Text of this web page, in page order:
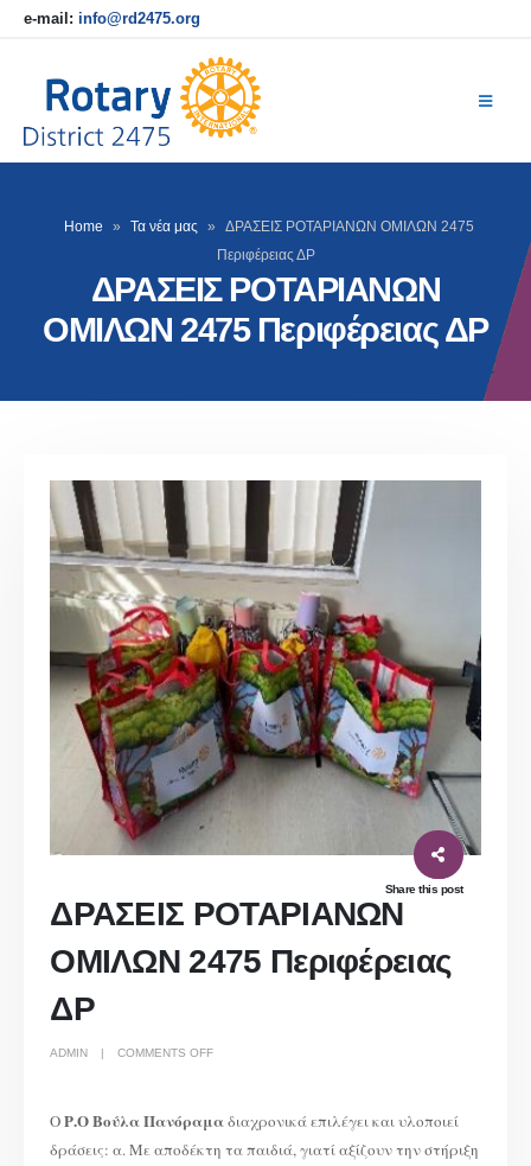
e-mail: info@rd2475.org
Home » Τα νέα μας »
ΔΡΑΣΕΙΣ ΡΟΤΑΡΙΑΝΩΝ ΟΜΙΛΩΝ 2475
Περιφέρειας ΔΡ
ΔΡΑΣΕΙΣ ΡΟΤΑΡΙΑΝΩΝ
ΟΜΙΛΩΝ 2475 Περιφέρειας ΔΡ
Share this post
ΔΡΑΣΕΙΣ ΡΟΤΑΡΙΑΝΩΝ
ΟΜΙΛΩΝ 2475 Περιφέρειας
ΔΡ
ADMIN COMMENTS OFFON
ΔΡ
ΟΡ.Ο Βούλα Πανόραμαδιαχρονικά επιλέγει και υλοποιεί
δράσεις: α. Με αποδέκτη τα παιδιά, γιατί αξίζουν την στήριξη